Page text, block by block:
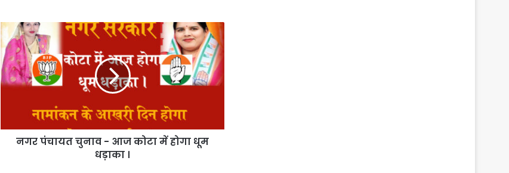
नगर
पंचायत
चुनाव
-
आज
धूम
धड़ाकानगर पंचायत चुनाव - आज कोटा में होगा धूम
धड़ाका ।